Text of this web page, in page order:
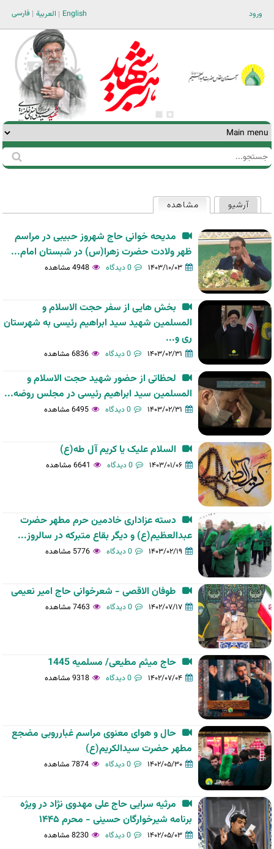
ورود فارسی العربية English
فرم
جستجو
اولیه
آرشیو مشاهده
مدیحه خوانی حاج شهروز حبیبی در مراسم
ظهر ولادت حضرت زهرا(س) در شبستان امام...
۱۴۰۳/۱۰/۰۳ 0 دیدگاه 4948 مشاهده
بخش هایی از سفر حجت الاسلام و
المسلمین شهید سید ابراهیم رئیسی به شهرستان
ری و...
۱۴۰۳/۰۲/۳۱ 0 دیدگاه 6836 مشاهده
لحظاتی از حضور شهید حجت الاسلام و
المسلمین سید ابراهیم رئیسی در مجلس روضه...
۱۴۰۳/۰۲/۳۱ 0 دیدگاه 6495 مشاهده
السلام علیک یا کریم آل طه(ع)
۱۴۰۳/۰۱/۰۶ 0 دیدگاه 6641 مشاهده
دسته عزاداری خادمین حرم مطهر حضرت
عبدالعظیم(ع) و دیگر بقاع متبرکه در سالروز...
۱۴۰۳/۰۲/۱۹ 0 دیدگاه 5776 مشاهده
طوفان الاقصی - شعرخوانی حاج امیر نعیمی
۱۴۰۲/۰۷/۱۷ 0 دیدگاه 7463 مشاهده
حاج میثم مطیعی/ مسلمیه 1445
۱۴۰۲/۰۷/۰۴ 0 دیدگاه 9318 مشاهده
حال و هوای معنوی مراسم غبارروبی مضجع
مطهر حضرت سیدالکریم(ع)
۱۴۰۲/۰۵/۳۰ 0 دیدگاه 7874 مشاهده
مرثیه سرایی حاج علی مهدوی نژاد در ویژه
برنامه شیرخوارگان حسینی - محرم ۱۴۴۵
۱۴۰۲/۰۵/۰۳ 0 دیدگاه 8230 مشاهده